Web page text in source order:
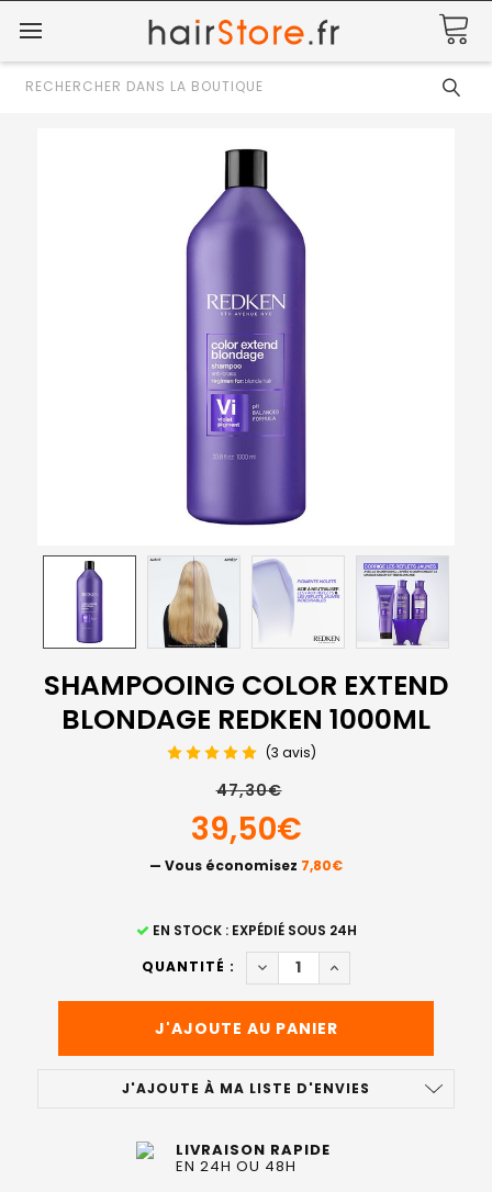
Rechercher
SHAMPOOING COLOR EXTEND
BLONDAGE REDKEN 1000ML
(3 avis)
47,30€
39,50€
— Vous économisez 7,80€
EN STOCK : EXPÉDIÉ SOUS 24H
QUANTITÉ :
DIMINUER LA QUANTITÉ DE
AUGMENTER LA
J'AJOUTE À MA LISTE D'ENVIES
LIVRAISON RAPIDE
EN 24H OU 48H